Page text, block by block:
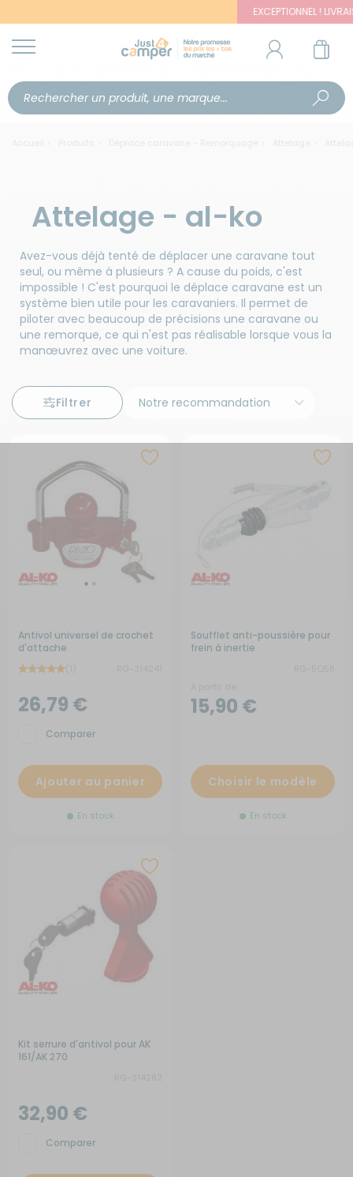
EXCEPTIONNEL ! LIVRAISON
Accueil Produits Déplace caravane - Remorquage Attelage
Attelage - al-ko
Avez-vous déjà tenté de déplacer une caravane tout
seul, ou même à plusieurs ? A cause du poids, c'est
impossible ! C'est pourquoi le déplace caravane est un
système bien utile pour les caravaniers. Il permet de
piloter avec beaucoup de précisions une caravane ou
une remorque, ce qui n'est pas réalisable lorsque vous la
manœuvrez avec une voiture.
Filtrer
Antivol universel de crochet
d'attache
26,79 €
Comparer
Ajouter au panier
En stock
Soufflet anti-poussière pour
frein à inertie
15,90 €
Choisir le modèle
En stock
Kit serrure d'antivol pour AK
161/AK 270
32,90 €
Comparer